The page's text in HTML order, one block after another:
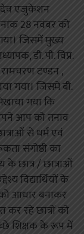
एजुकेशन
28 नवंबर को
जिसमें मुख्य
डी. पी. विप्र.
रामचरण टण्डन ,
गया। जिसमें बी.
गया कि
आप को तनाव
से धर्म एवं
संगोष्ठी का
के छात्र / छात्राओं
विद्यार्थियों के
आधार बनाकर
कर रहे छात्रों को
शिक्षक के रूप में